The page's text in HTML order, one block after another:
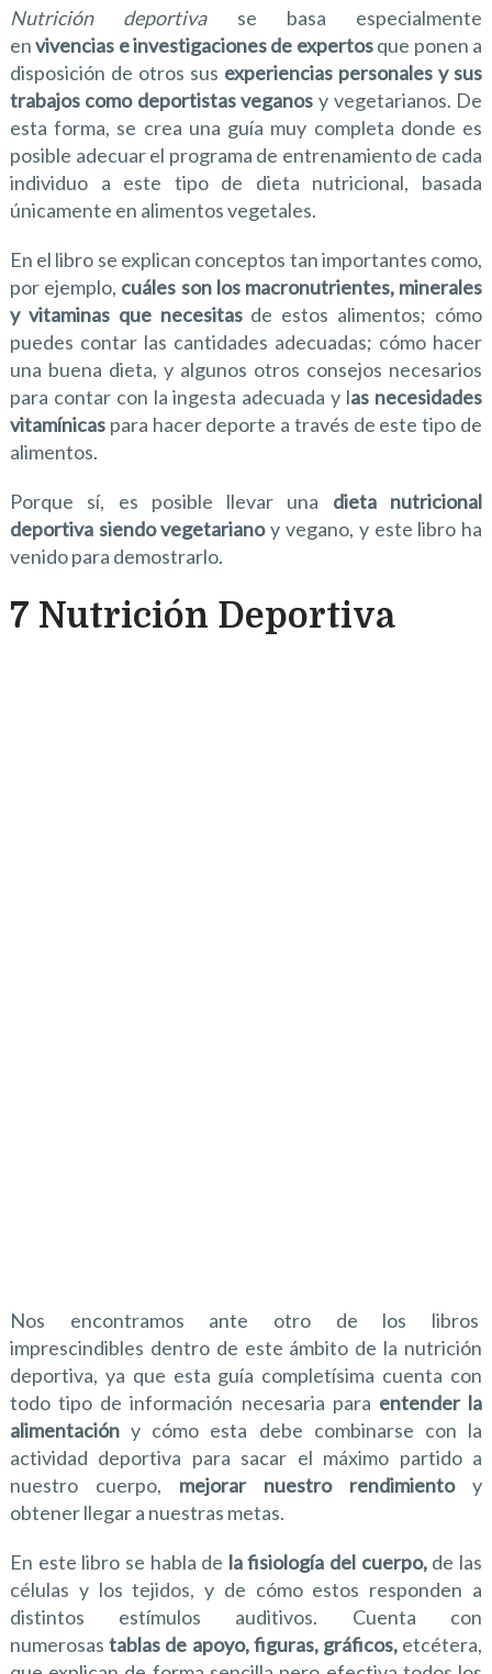
Nutrición deportivase basa especialmente
envivencias e investigaciones de expertosque ponen a
disposición de otros sus experiencias personales y sus
trabajos como deportistas veganos y vegetarianos. De
esta forma, se crea una guía muy completa donde es
posible adecuar el programa de entrenamiento de cada
individuo a este tipo de dieta nutricional, basada
únicamente en alimentos vegetales.
En el libro se explican conceptos tan importantes como,
por ejemplo, cuáles son los macronutrientes, minerales
y vitaminas que necesitasde estos alimentos; cómo
puedes contar las cantidades adecuadas; cómo hacer
una buena dieta, y algunos otros consejos necesarios
para contar con la ingesta adecuada y las necesidades
vitamínicas para hacer deporte a través de este tipo de
alimentos.
Porque sí, es posible llevar una dieta nutricional
deportiva siendo vegetarianoy vegano, y este libro ha
venido para demostrarlo.
7 Nutrición Deportiva
Nos encontramos ante otro de los libros
imprescindibles dentro de este ámbito de la nutrición
deportiva, ya que esta guía completísima cuenta con
todo tipo de información necesaria para entender la
alimentacióny cómo esta debe combinarse con la
actividad deportiva para sacar el máximo partido a
nuestro cuerpo, mejorar nuestro rendimientoy
obtener llegar a nuestras metas.
En este libro se habla de la fisiología del cuerpo, de las
células y los tejidos, y de cómo estos responden a
distintos estímulos auditivos. Cuenta con
numerosastablas de apoyo, figuras, gráficos, etcétera,